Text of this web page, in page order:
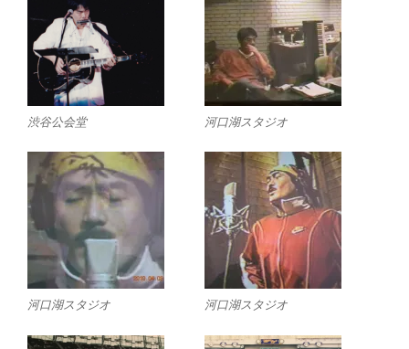
渋谷公会堂 河口湖スタジオ
河口湖スタジオ 河口湖スタジオ